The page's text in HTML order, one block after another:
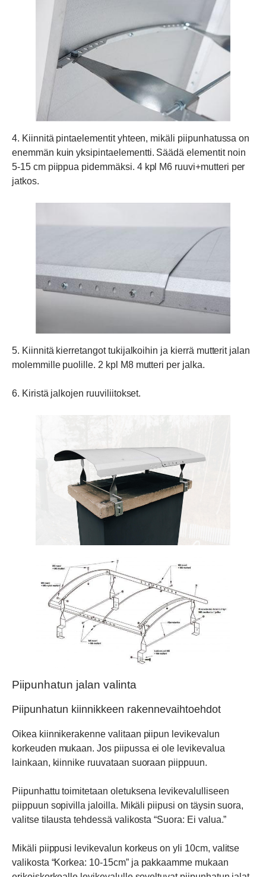
4. Kiinnitä pintaelementit yhteen, mikäli piipunhatussa on
enemmän kuin yksipintaelementti. Säädä elementit noin
5-15 cm piippua pidemmäksi. 4 kpl M6 ruuvi+mutteri per
jatkos.
5. Kiinnitä kierretangot tukijalkoihin ja kierrä mutterit jalan
molemmille puolille. 2 kpl M8 mutteri per jalka.
6. Kiristä jalkojen ruuviliitokset.
Piipunhatun jalan valinta
Piipunhatun kiinnikkeen rakennevaihtoehdot
Oikea kiinnikerakenne valitaan piipun levikevalun
korkeuden mukaan. Jos piipussa ei ole levikevalua
lainkaan, kiinnike ruuvataan suoraan piippuun.
Piipunhattu toimitetaan oletuksena levikevalulliseen
piippuun sopivilla jaloilla. Mikäli piipusi on täysin suora,
valitse tilausta tehdessä valikosta “Suora: Ei valua.”
Mikäli piippusi levikevalun korkeus on yli 10cm, valitse
valikosta “Korkea: 10-15cm” ja pakkaamme mukaan